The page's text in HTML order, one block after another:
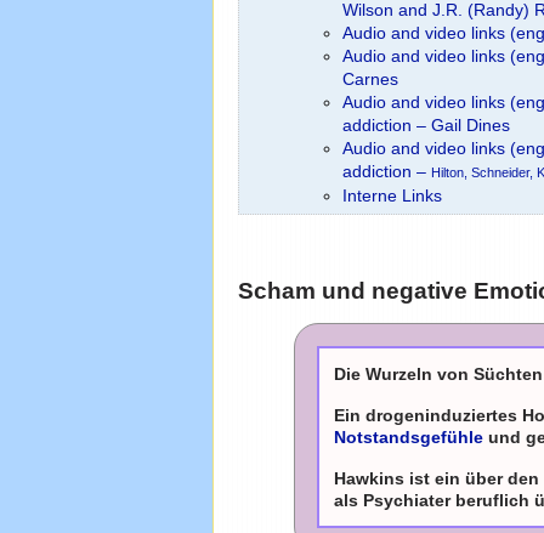
Wilson and J.R. (Randy)
Audio and video links
Audio and video links
Carnes
Audio and video links
addiction – Gail Dines
Audio and video links
addiction – Hilton, Schneider,
Interne Links
Scham und negative
Die Wurzeln von
Ein drogeninduziertes
Notstandsgefühle und
Hawkins ist ein über
als Psychiater beruflich